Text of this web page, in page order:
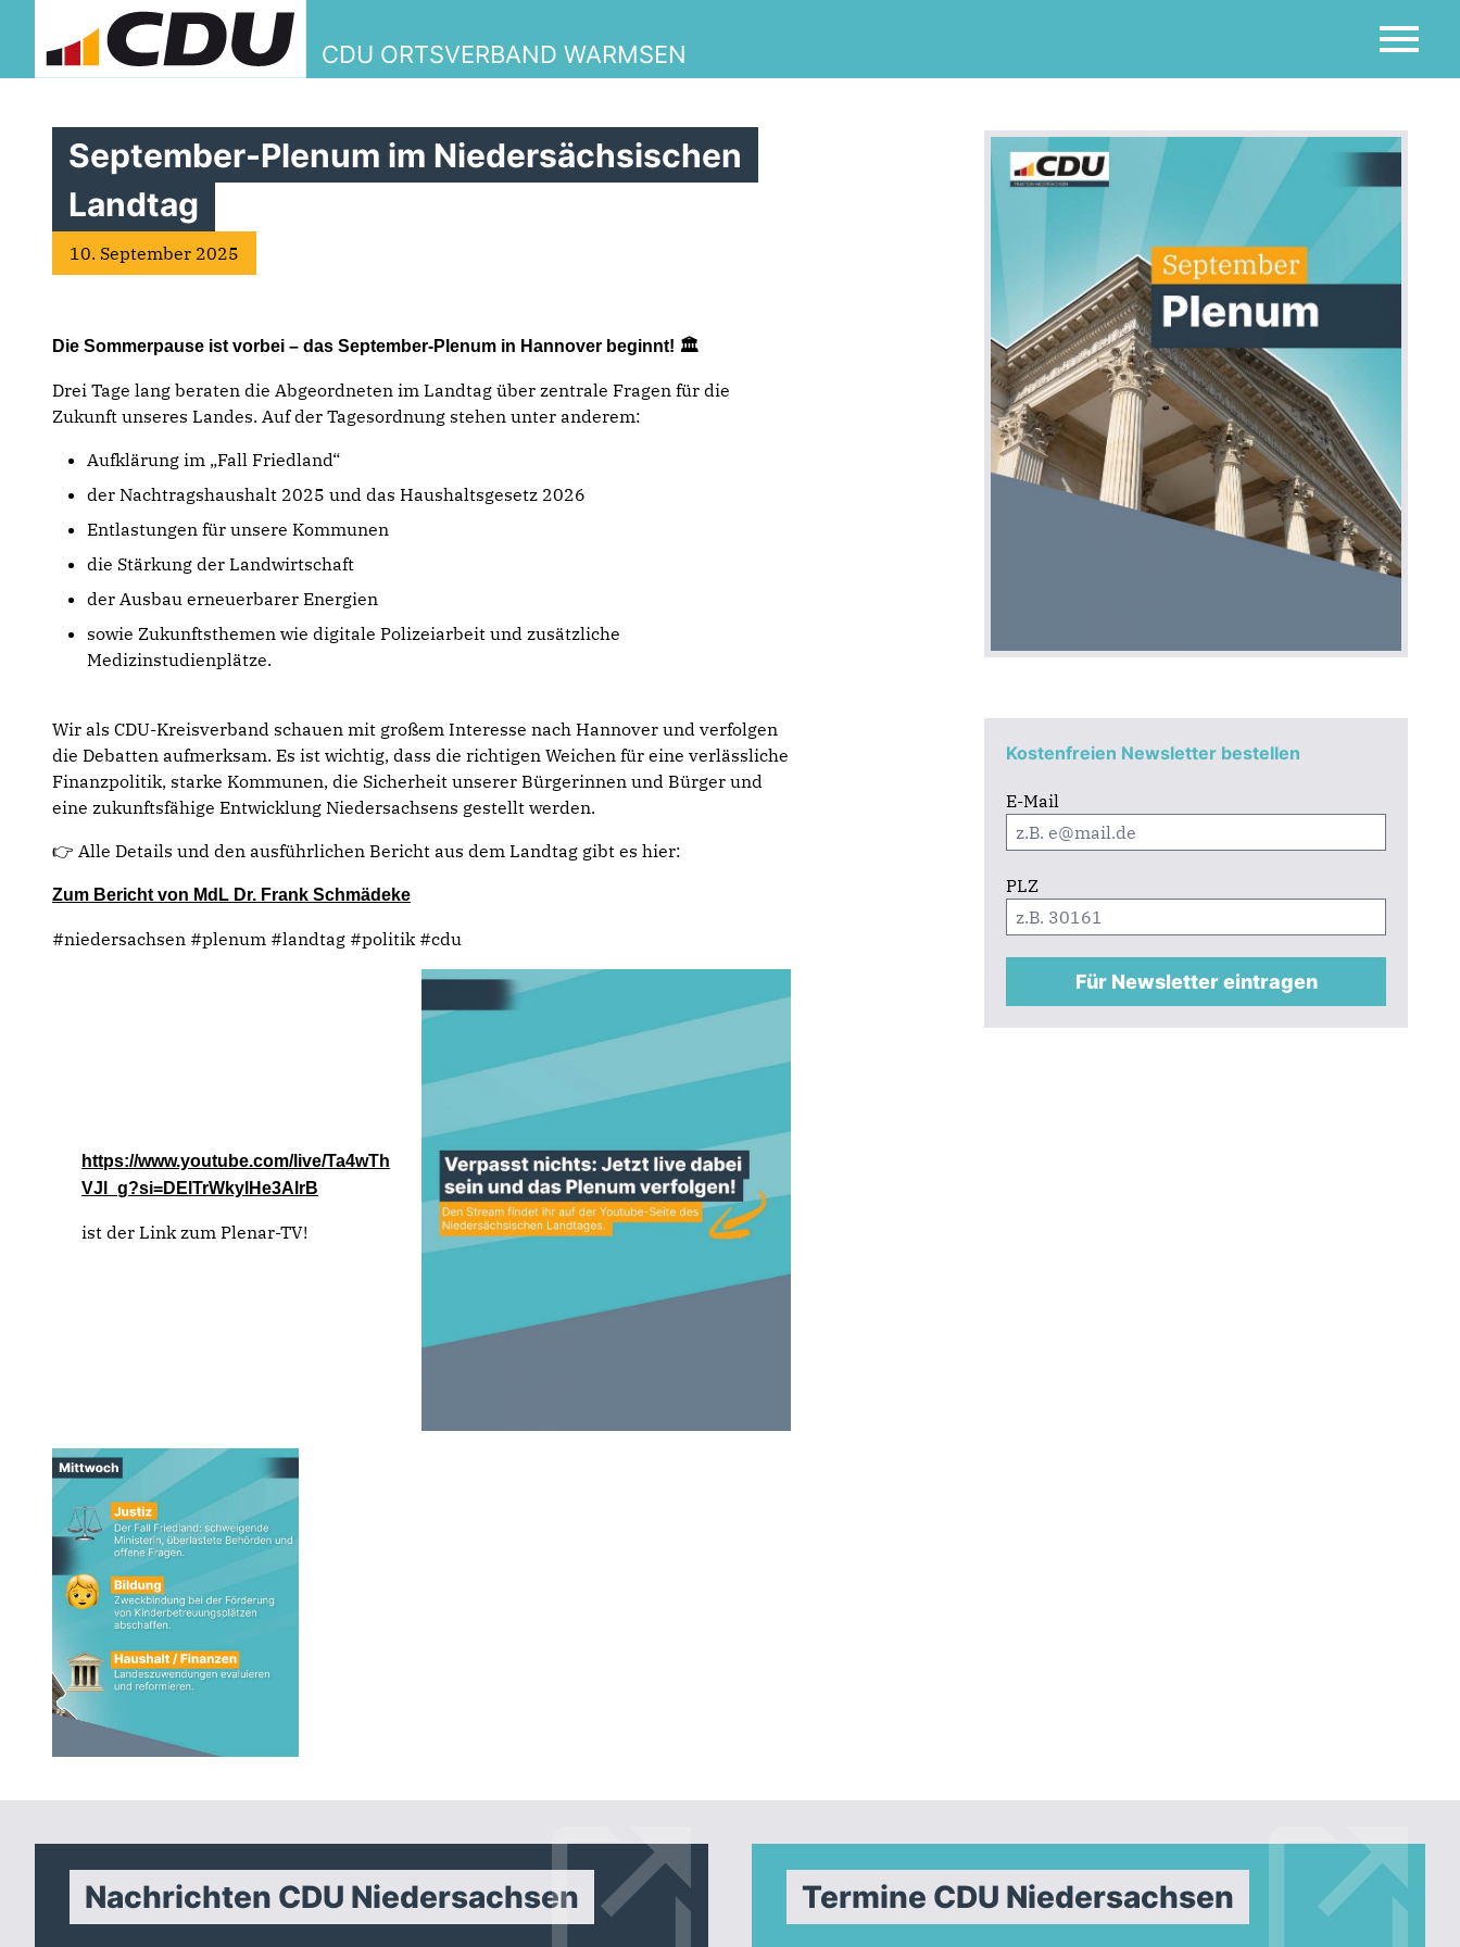
CDU ORTSVERBAND WARMSEN
Kostenfreien Newsletter bestellen
E-Mail
PLZ
Für Newsletter eintragen
September-Plenum im Niedersächsischen
Landtag
10. September 2025
Die Sommerpause ist vorbei – das September-Plenum in Hannover beginnt! 🏛️
Drei Tage lang beraten die Abgeordneten im Landtag über zentrale Fragen für die
Zukunft unseres Landes. Auf der Tagesordnung stehen unter anderem:
Aufklärung im „Fall Friedland“
der Nachtragshaushalt 2025 und das Haushaltsgesetz 2026
Entlastungen für unsere Kommunen
die Stärkung der Landwirtschaft
der Ausbau erneuerbarer Energien
sowie Zukunftsthemen wie digitale Polizeiarbeit und zusätzliche
Medizinstudienplätze.
Wir als CDU-Kreisverband schauen mit großem Interesse nach Hannover und verfolgen
die Debatten aufmerksam. Es ist wichtig, dass die richtigen Weichen für eine verlässliche
Finanzpolitik, starke Kommunen, die Sicherheit unserer Bürgerinnen und Bürger und
eine zukunftsfähige Entwicklung Niedersachsens gestellt werden.
👉 Alle Details und den ausführlichen Bericht aus dem Landtag gibt es hier:
Zum Bericht von MdL Dr. Frank Schmädeke
#niedersachsen #plenum #landtag #politik #cdu
https://www.youtube.com/live/Ta4wTh
VJl_g?si=DElTrWkylHe3AlrB
ist der Link zum Plenar-TV!
Nachrichten CDU Niedersachsen Termine CDU Niedersachsen